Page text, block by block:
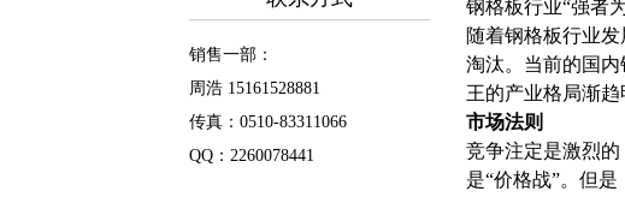
销售一部：
周浩 15161528881
传真：0510-83311066
QQ：2260078441
钢格板行业“强者
随着钢格板行业
淘汰。当前的国内
王的产业格局渐趋
市场法则
竞争注定是激烈
是“价格战”。但